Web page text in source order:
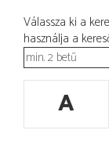
Válassza ki a
használja a
A